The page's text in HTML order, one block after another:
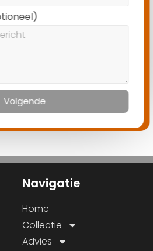
Volgende
Navigatie
Home
Collectie
Advies